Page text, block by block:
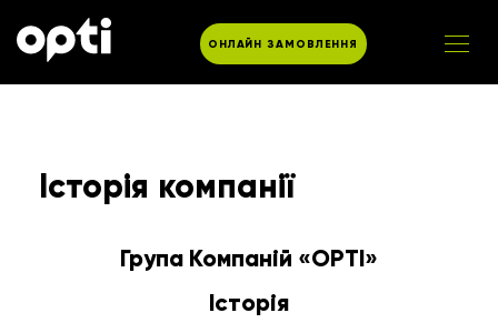
ОНЛАЙН ЗАМОВЛЕННЯ
Історія компанії
Група Компаній «OPTI»
Історія